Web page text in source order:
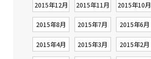
2015年12月 2015年11月 2015年10月
2015年8月 2015年7月 2015年6月
2015年4月 2015年3月 2015年2月